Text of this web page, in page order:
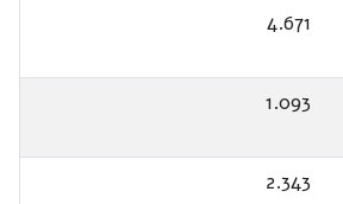
4.671
1.093
2.343